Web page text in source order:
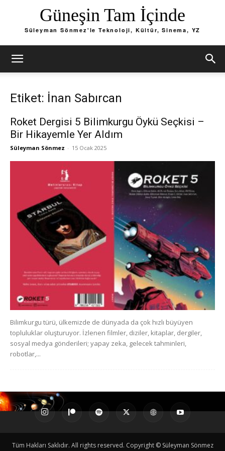
Güneşin Tam İçinde
Süleyman Sönmez'le Teknoloji, Kültür, Sinema, YZ
Etiket: İnan Sabırcan
Roket Dergisi 5 Bilimkurgu Öykü Seçkisi –
Bir Hikayemle Yer Aldım
Süleyman Sönmez - 15 Ocak 2025
Bilimkurgu türü, ülkemizde de dünyada da çok hızlı büyüyen
topluluklar oluşturuyor. İzlenen filmler, diziler, kitaplar, dergiler,
sosyal medya gönderileri; yapay zeka, gelecek tahminleri,
robotlar,...
Tüm Hakları Saklıdır. All rights reserved. Copyright © Süleyman Sönmez